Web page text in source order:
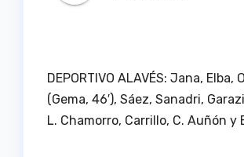
DEPORTIVO ALAVÉS: Jana, Elba,
(Gema, 46′), Sáez, Sanadri,
L. Chamorro, Carrillo, C. Auñón y